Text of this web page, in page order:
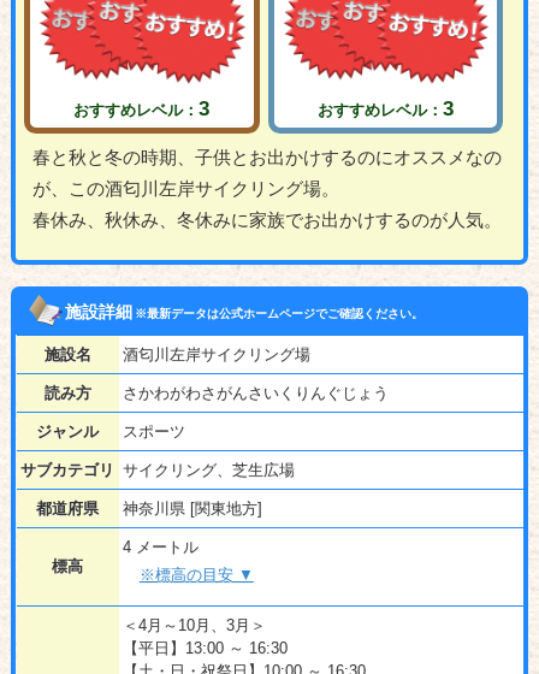
おすすめレベル：3 おすすめレベル： 3
春と秋と冬の時期、子供とお出かけするのにオススメなの
が、この酒匂川左岸サイクリング場。
春休み、秋休み、冬休みに家族でお出かけするのが人気。
施設詳細※最新データは公式ホームページでご確認ください。
施設名 酒匂川左岸サイクリング場
読み方 さかわがわさがんさいくりんぐじょう
ジャンル スポーツ
サブカテゴリ サイクリング、芝生広場
都道府県 神奈川県 [関東地方]
標高
4 メートル
※標高の目安 ▼
＜4月～10月、3月＞
【平日】13:00 ～ 16:30